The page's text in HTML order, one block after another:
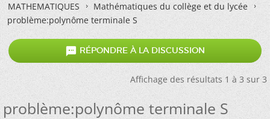
MATHEMATIQUES
Mathématiques du collège et du lycée
problème:polynôme terminale S
 RÉPONDRE À LA DISCUSSION
Affichage des résultats 1 à 3 sur 3
problème:polynôme terminale S